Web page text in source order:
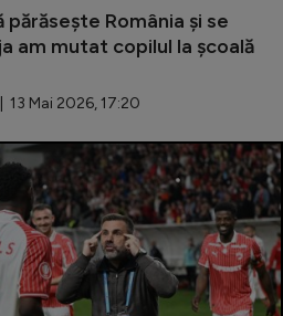
România și se
am mutat copilul la școală
Mai 2026, 17:20